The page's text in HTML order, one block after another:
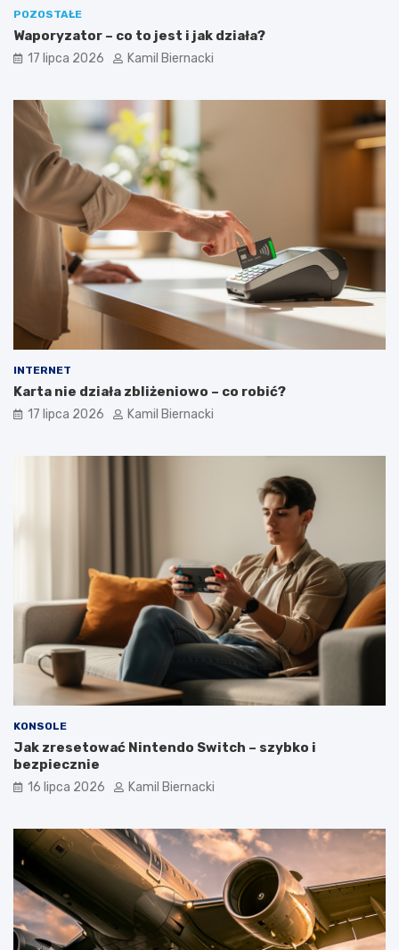
POZOSTAŁE
Waporyzator – co to jest i jak działa?
17 lipca 2026 Kamil Biernacki
INTERNET
Karta nie działa zbliżeniowo – co robić?
17 lipca 2026 Kamil Biernacki
KONSOLE
Jak zresetować Nintendo Switch – szybko i
bezpiecznie
16 lipca 2026 Kamil Biernacki